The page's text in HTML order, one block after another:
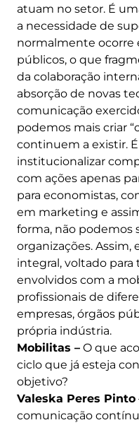
atuam no setor. É
a necessidade de
normalmente ocorre
públicos, o que
da colaboração
absorção de novas
comunicação
podemos mais criar
continuem a existir.
institucionalizar
com ações apenas
para economistas,
em marketing e
forma, não podemos
organizações.
integral, voltado
envolvidos com a
profissionais de
empresas, órgãos
própria indústria.
Mobilitas – O que
ciclo que já esteja
objetivo?
Valeska Peres Pinto
comunicação